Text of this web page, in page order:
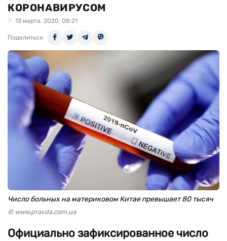
КОРОНАВИРУСОМ
13 марта, 2020, 08:21
Поделиться
Число больных на материковом Китае превышает 80 тысяч
© www.pravda.com.ua
Официально зафиксированное число